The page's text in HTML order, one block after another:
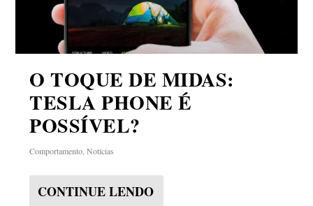
O TOQUE DE MIDAS:
TESLA PHONE É
POSSÍVEL?
Comportamento ,Notícias
CONTINUE LENDO